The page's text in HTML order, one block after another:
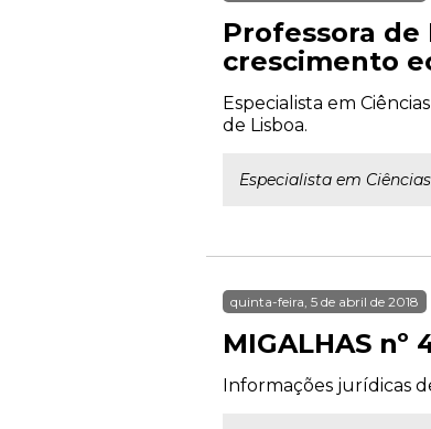
Professora
crescimento
Especialista em
de Lisboa.
Especialista em
quinta-feira, 5 de abril de 2018
MIGALHAS nº
Informações jurídicas